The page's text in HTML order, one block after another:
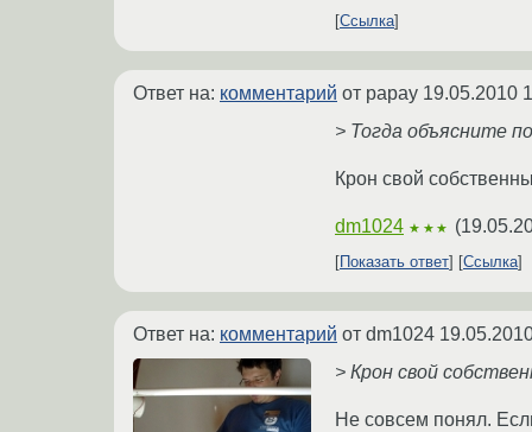
Ссылка
Ответ на: комментарий от papay 19.05.2010
> Тогда объясните
Крон свой
dm1024 ★★★ (
Показать ответ Ссылка
Ответ на: комментарий от dm1024
> Крон свой
Не совсем понял.